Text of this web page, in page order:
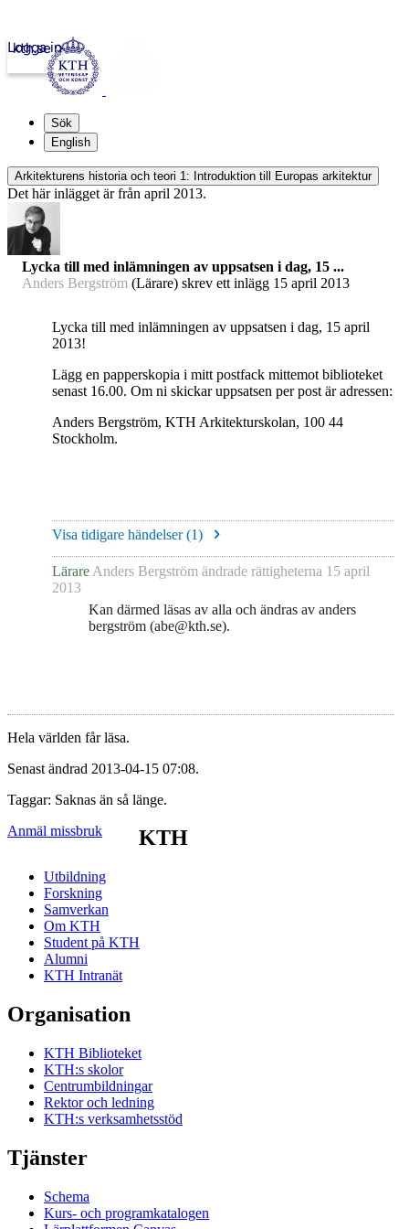
kth.se
Logga in
Sök
English
Arkitekturens historia och teori 1: Introduktion till Europas arkitektur
Det här inlägget är från april 2013.
Lycka till med inlämningen av uppsatsen i dag, 15 ...
Anders Bergström (Lärare) skrev ett inlägg 15 april 2013
Lycka till med inlämningen av uppsatsen i dag, 15 april
2013!
Lägg en papperskopia i mitt postfack mittemot biblioteket
senast 16.00. Om ni skickar uppsatsen per post är adressen:
Anders Bergström, KTH Arkitekturskolan, 100 44
Stockholm.
Visa tidigare händelser (1)
Lärare Anders Bergström ändrade rättigheterna 15 april
2013
Kan därmed läsas av alla och ändras av anders
bergström (abe@kth.se).
Hela världen får läsa.
Senast ändrad 2013-04-15 07:08.
Taggar: Saknas än så länge.
Anmäl missbruk
KTH
Utbildning
Forskning
Samverkan
Om KTH
Student på KTH
Alumni
KTH Intranät
Organisation
KTH Biblioteket
KTH:s skolor
Centrumbildningar
Rektor och ledning
KTH:s verksamhetsstöd
Tjänster
Schema
Kurs- och programkatalogen